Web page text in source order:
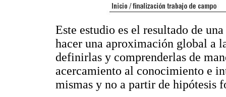
Este estudio es el resultado de
hacer una aproximación global a
definirlas y comprenderlas de
acercamiento al conocimiento e
mismas y no a partir de hipótesis